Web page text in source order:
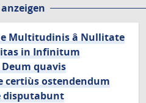
Multitudinis â Nullitate
in Infinitum
quavis
certiùs ostendendum
disputabunt